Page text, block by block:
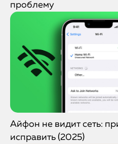
проблему
Айфон не видит сеть:
исправить (2025)